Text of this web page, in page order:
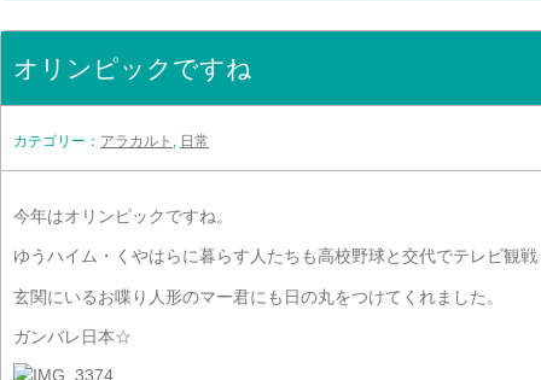
オリンピックですね
カテゴリー： アラカルト , 日常
今年はオリンピックですね。
ゆうハイム・くやはらに暮らす人たちも高校野球と交代でテレビ観
玄関にいるお喋り人形のマー君にも日の丸をつけてくれました。
ガンバレ日本☆